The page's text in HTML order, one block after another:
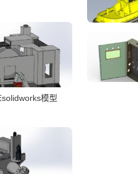
solidworks模型